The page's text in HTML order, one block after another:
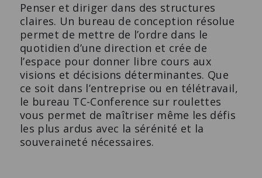
Penser et diriger dans des structures
claires. Un bureau de conception résolue
permet de mettre de l’ordre dans le
quotidien d’une direction et crée de
l’espace pour donner libre cours aux
visions et décisions déterminantes. Que
ce soit dans l’entreprise ou en télétravail,
le bureau TC-Conference sur roulettes
vous permet de maîtriser même les défis
les plus ardus avec la sérénité et la
souveraineté nécessaires.